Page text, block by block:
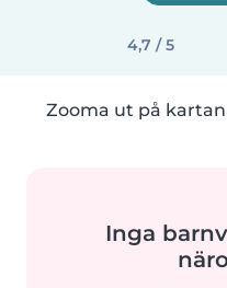
4,7 / 5
Zooma ut på
Inga